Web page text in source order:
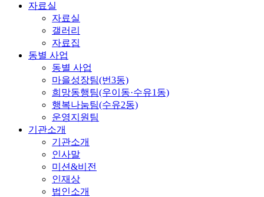
자료실
자료실
갤러리
자료집
동별 사업
동별 사업
마을성장팀(번3동)
희망동행팀(우이동·수유1동)
행복나눔팀(수유2동)
운영지원팀
기관소개
기관소개
인사말
미션&비전
인재상
법인소개